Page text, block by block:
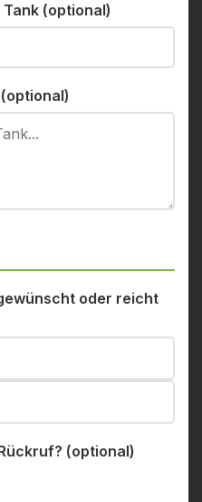
(optional)
oder reicht
(optional)